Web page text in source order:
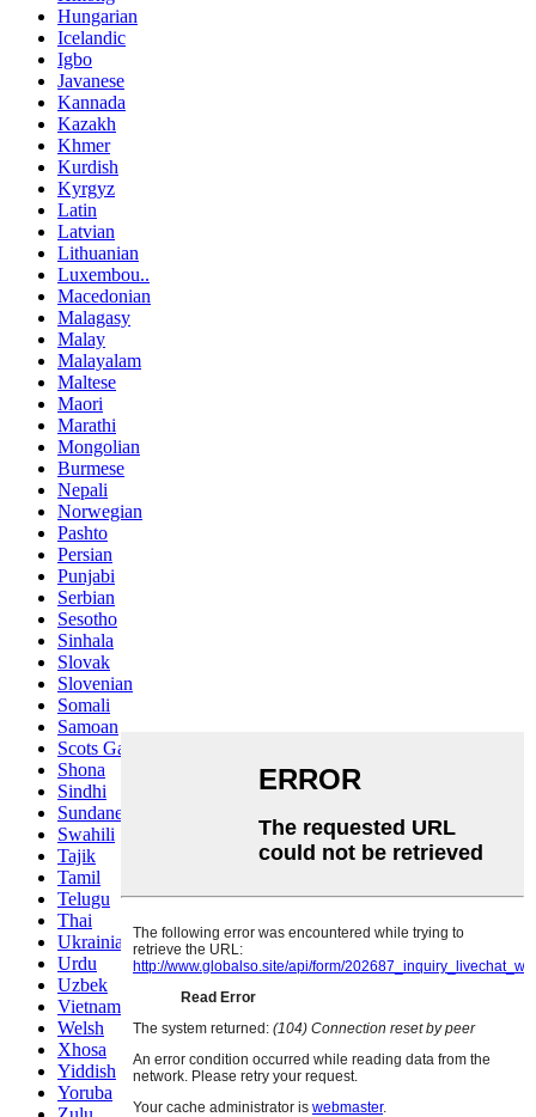
Hungarian
Icelandic
Igbo
Javanese
Kannada
Kazakh
Khmer
Kurdish
Kyrgyz
Latin
Latvian
Lithuanian
Luxembou..
Macedonian
Malagasy
Malay
Malayalam
Maltese
Maori
Marathi
Mongolian
Burmese
Nepali
Norwegian
Pashto
Persian
Punjabi
Serbian
Sesotho
Sinhala
Slovak
Slovenian
Somali
Samoan
Scots Gaelic
Shona
Sindhi
Sundanese
Swahili
Tajik
Tamil
Telugu
Thai
Ukrainian
Urdu
Uzbek
Vietnamese
Welsh
Xhosa
Yiddish
Yoruba